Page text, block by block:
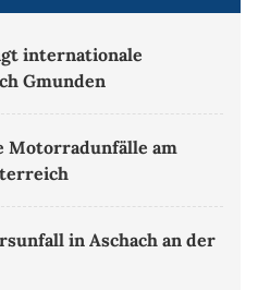
internationale
Gmunden
Motorradunfälle am
in Aschach an der